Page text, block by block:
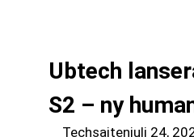
Ubtech
S2 – ny
Techsajtenjuli 24,